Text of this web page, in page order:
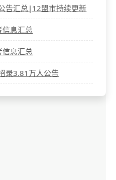
告汇总|12盟市持续更新
息汇总
息汇总
录3.81万人公告